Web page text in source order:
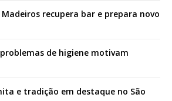
Madeiros recupera bar e prepara novo
de higiene motivam
e tradição em destaque no São